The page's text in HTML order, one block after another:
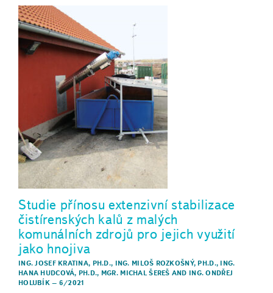
Studie přínosu extenzivní stabilizace
čistírenských kalů z malých
komunálních zdrojů pro jejich využití
jako hnojiva
ING. JOSEF KRATINA, PH.D., ING. MILOŠ ROZKOŠNÝ, PH.D., ING.
HANA HUDCOVÁ, PH.D., MGR. MICHAL ŠEREŠ AND ING. ONDŘEJ
HOLUBÍK– 6/2021